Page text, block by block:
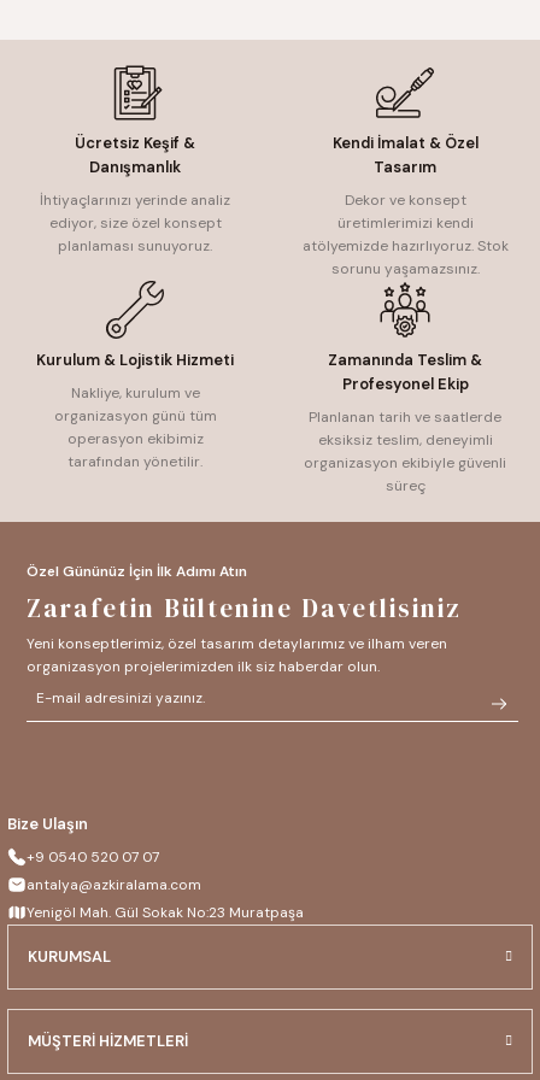
Ücretsiz Keşif &
Danışmanlık
İhtiyaçlarınızı yerinde analiz
ediyor, size özel konsept
planlaması sunuyoruz.
Kendi İmalat & Özel
Tasarım
Dekor ve konsept
üretimlerimizi kendi
atölyemizde hazırlıyoruz. Stok
sorunu yaşamazsınız.
Kurulum & Lojistik Hizmeti
Nakliye, kurulum ve
organizasyon günü tüm
operasyon ekibimiz
tarafından yönetilir.
Zamanında Teslim &
Profesyonel Ekip
Planlanan tarih ve saatlerde
eksiksiz teslim, deneyimli
organizasyon ekibiyle güvenli
süreç
Bize Ulaşın
+9 0540 520 07 07
antalya@azkiralama.com
Yenigöl Mah. Gül Sokak No:23 Muratpaşa
KURUMSAL
MÜŞTERİ HİZMETLERİ
Özel Gününüz İçin İlk Adımı Atın
Zarafetin Bültenine Davetlisiniz
Yeni konseptlerimiz, özel tasarım detaylarımız ve ilham veren
organizasyon projelerimizden ilk siz haberdar olun.